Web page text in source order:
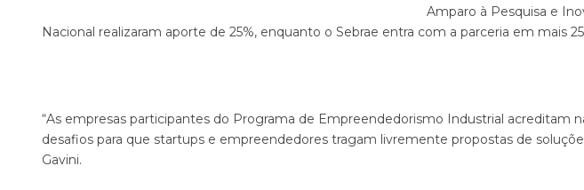
Amparo à Pesquisa e
Nacional realizaram aporte de 25%, enquanto o Sebrae entra com a parceria em mais
“As empresas participantes do Programa de Empreendedorismo Industrial
desafios para que startups e empreendedores tragam livremente propostas de
Gavini.